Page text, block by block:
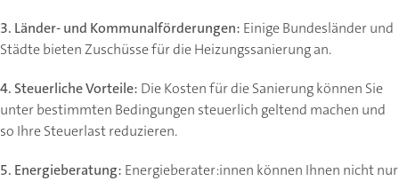
3. Länder- und Kommunalförderungen: Einige Bundesländer und
Städte bieten Zuschüsse für die Heizungssanierung an.
4. Steuerliche Vorteile: Die Kosten für die Sanierung können Sie
unter bestimmten Bedingungen steuerlich geltend machen und
so Ihre Steuerlast reduzieren.
5. Energieberatung: Energieberater:innen können Ihnen nicht nur